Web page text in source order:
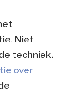
Niet
techniek.
over